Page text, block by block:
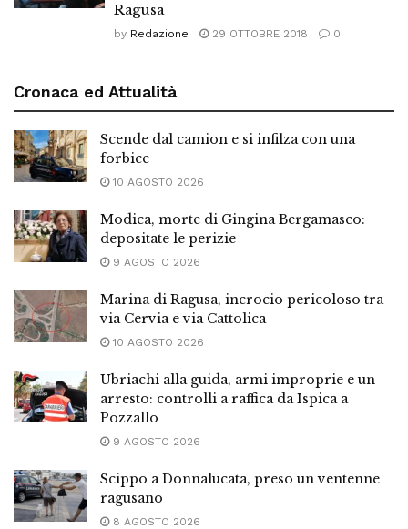
Ragusa
by Redazione 29 OTTOBRE 2018 0
Cronaca ed Attualità
Scende dal camion e si infilza con una
forbice
10 AGOSTO 2026
Modica, morte di Gingina Bergamasco:
depositate le perizie
9 AGOSTO 2026
Marina di Ragusa, incrocio pericoloso tra
via Cervia e via Cattolica
10 AGOSTO 2026
Ubriachi alla guida, armi improprie e un
arresto: controlli a raffica da Ispica a
Pozzallo
9 AGOSTO 2026
Scippo a Donnalucata, preso un ventenne
ragusano
8 AGOSTO 2026